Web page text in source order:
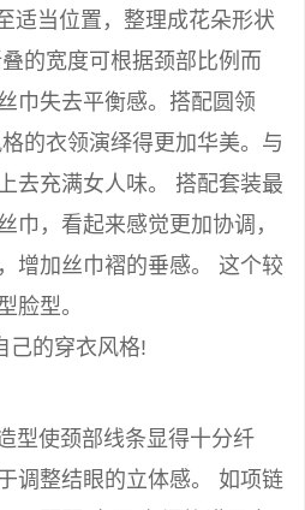
适当位置，整理成花朵形状
的宽度可根据颈部比例而
巾失去平衡感。搭配圆领
的衣领演绎得更加华美。与
去充满女人味。 搭配套装最
巾，看起来感觉更加协调，
增加丝巾褶的垂感。 这个较
脸型。
己的穿衣风格!
型使颈部线条显得十分纤
调整结眼的立体感。 如项链